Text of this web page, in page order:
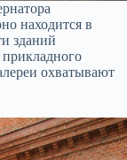
находится в
зданий
охватывают